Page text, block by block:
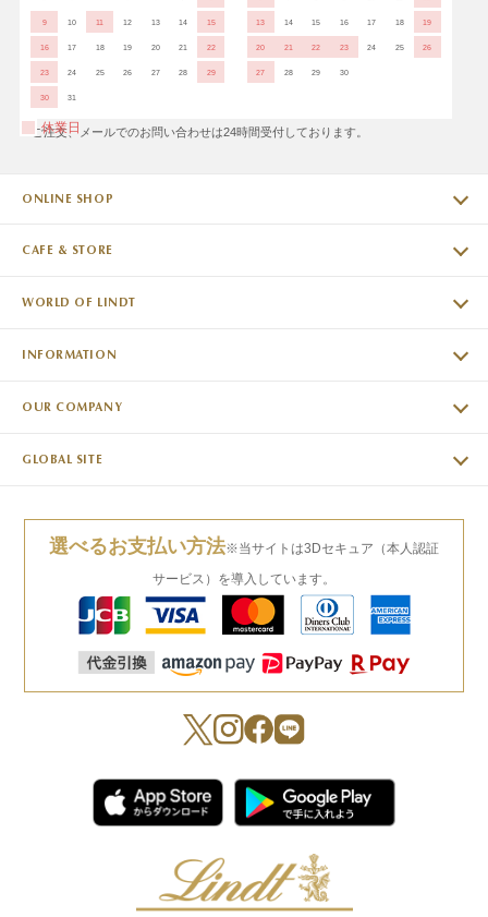
9 10 11 12 13 14 15
16 17 18 19 20 21 22
23 24 25 26 27 28 29
30 31
13 14 15 16 17 18 19
20 21 22 23 24 25 26
27 28 29 30
休業日
※ご注文、メールでのお問い合わせは24時間受付しております。
ONLINE SHOP
CAFE & STORE
WORLD OF LINDT
INFORMATION
OUR COMPANY
GLOBAL SITE
選べるお支払い方法※当サイトは3Dセキュア（本人認証
サービス）を導入しています。